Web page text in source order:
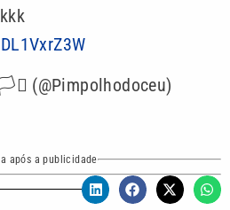
(@Pimpolhodoceu)
após a publicidade